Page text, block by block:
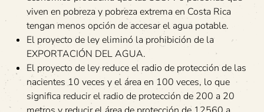
viven en pobreza y pobreza extrema en Costa Rica
tengan menos opción de accesar el agua potable.
El proyecto de ley eliminó la prohibición de la
EXPORTACIÓN DEL AGUA.
El proyecto de ley reduce el radio de protección de las
nacientes 10 veces y el área en 100 veces, lo que
significa reducir el radio de protección de 200 a 20